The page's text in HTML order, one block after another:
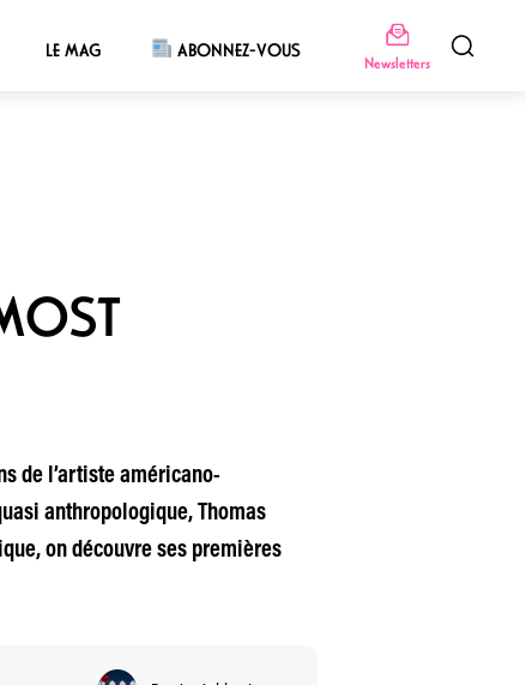
LE MAG ABONNEZ-VOUS
Newsletters
de l’artiste américano-
anthropologique, Thomas
on découvre ses premières